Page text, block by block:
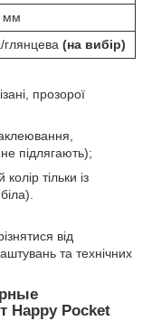
мм
глянцева (на вибір)
прозорої
підлягають);
тільки із
від
та технічних
Happy Pocket